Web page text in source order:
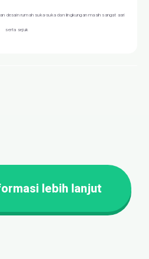
desain rumah suka-suka dan lingkungan masih sangat asri
serta sejuk
lebih lanjut